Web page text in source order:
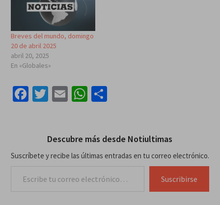
Breves del mundo, domingo
20 de abril 2025
abril 20, 2025
En «Globales»
Facebook
Twitter
EmailWhatsApp
Compartir
Descubre más desde Notiultimas
Suscríbete y recibe las últimas entradas en tu correo electrónico.
Suscribirse